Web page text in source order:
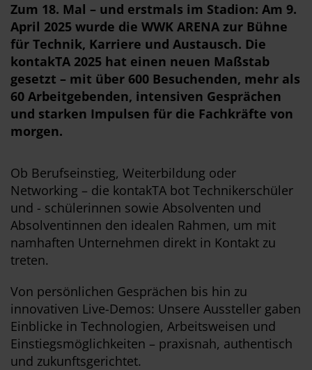
Zum 18. Mal – und erstmals im Stadion: Am 9.
April 2025 wurde die WWK ARENA zur Bühne
für Technik, Karriere und Austausch. Die
kontakTA 2025 hat einen neuen Maßstab
gesetzt – mit über 600 Besuchenden, mehr als
60 Arbeitgebenden, intensiven Gesprächen
und starken Impulsen für die Fachkräfte von
morgen.
Ob Berufseinstieg, Weiterbildung oder
Networking – die kontakTA bot Technikerschüler
und - schülerinnen sowie Absolventen und
Absolventinnen den idealen Rahmen, um mit
namhaften Unternehmen direkt in Kontakt zu
treten.
Von persönlichen Gesprächen bis hin zu
innovativen Live-Demos: Unsere Aussteller gaben
Einblicke in Technologien, Arbeitsweisen und
Einstiegsmöglichkeiten – praxisnah, authentisch
und zukunftsgerichtet.